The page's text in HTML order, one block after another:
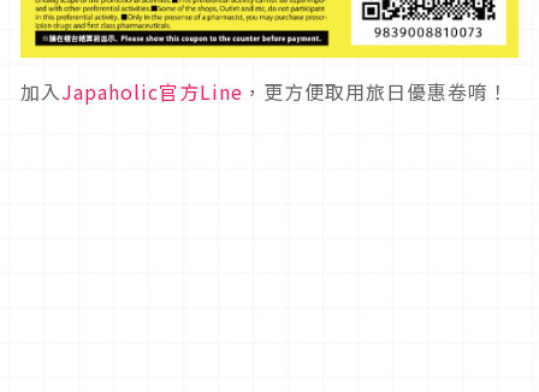
加入Japaholic官方Line ，更方便取用旅日優惠卷唷！